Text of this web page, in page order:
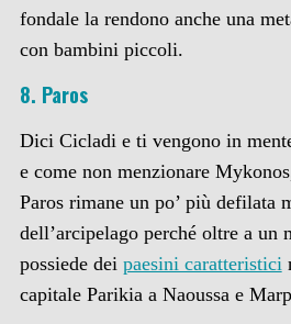
fondale la rendono anche una
con bambini piccoli.
8. Paros
Dici Cicladi e ti vengono in
e come non menzionare
Paros rimane un po’ più defilata
dell’arcipelago perché oltre a un
possiede dei paesini caratteristici
capitale Parikia a Naoussa e